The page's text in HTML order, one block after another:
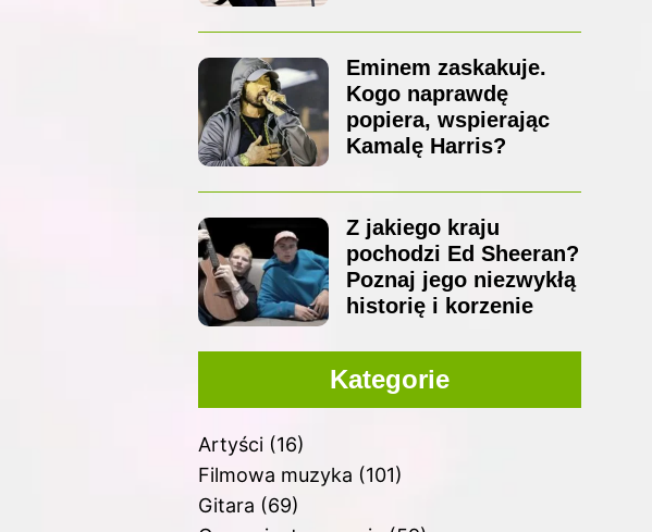
Eminem zaskakuje.
Kogo naprawdę
popiera, wspierając
Kamalę Harris?
Z jakiego kraju
pochodzi Ed Sheeran?
Poznaj jego niezwykłą
historię i korzenie
Kategorie
Artyści(16)
Filmowa muzyka (101)
Gitara (69)